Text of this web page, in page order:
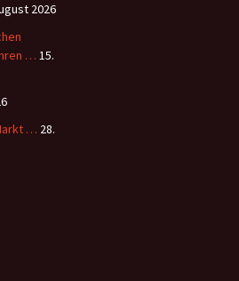
2026
… 15.
… 28.